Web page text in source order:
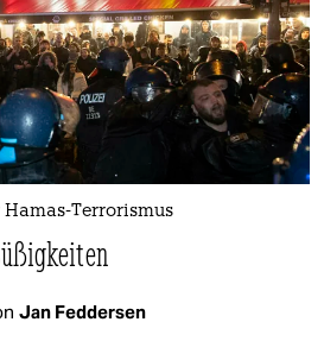
Terrorismus
Jan Feddersen